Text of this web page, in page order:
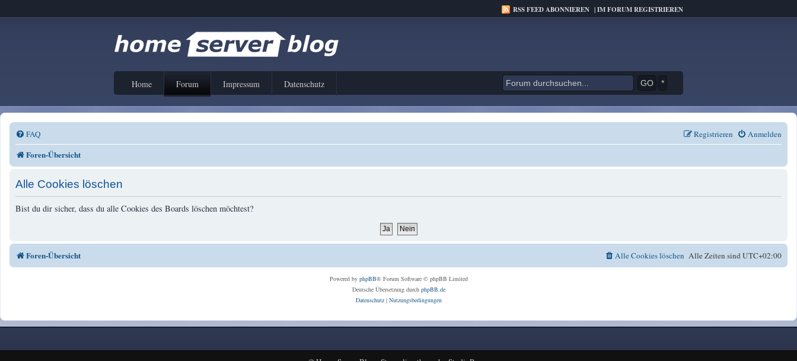
RSS FEED ABONNIEREN |IM FORUM REGISTRIEREN
Home Forum Impressum Datenschutz *
FAQ Anmelden
Registrieren
Foren-Übersicht
Alle Cookies löschen
Bist du dir sicher, dass du alle Cookies des Boards löschen möchtest?
Foren-Übersicht Alle Zeiten sindUTC+02:00
Alle Cookies löschen
Powered by phpBB® Forum Software © phpBB Limited
Deutsche Übersetzung durch phpBB.de
Datenschutz| Nutzungsbedingungen